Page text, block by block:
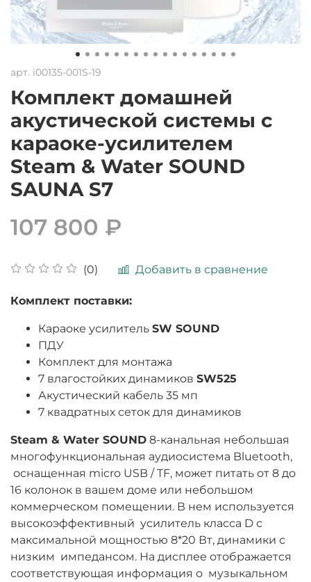
арт. i00135-001S-19
Комплект домашней
акустической системы с
караоке-усилителем
Steam & Water SOUND
SAUNA S7
(0) Добавить в сравнение
107 800 ₽
Комплект поставки:
Караоке усилитель SW SOUND
ПДУ
Комплект для монтажа
7 влагостойких динамиков SW525
Акустический кабель 35 мп
7 квадратных сеток для динамиков
Steam & Water SOUND 8-канальная небольшая
многофункциональная аудиосистема Bluetooth,
оснащенная micro USB / TF, может питать от 8 до
16 колонок в вашем доме или небольшом
коммерческом помещении. В нем используется
высокоэффективный усилитель класса D с
максимальной мощностью 8*20 Вт, динамики с
низким импедансом. На дисплее отображается
соответствующая информация о музыкальном